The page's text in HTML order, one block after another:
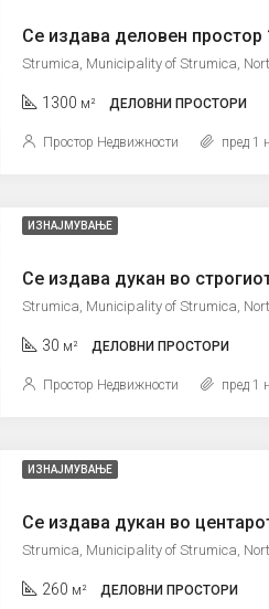
Strumica, Municipality of Strumica,
1300 м² ДЕЛОВНИ ПРОСТОРИ
Простор Недвижности пред 1
ИЗНАЈМУВАЊЕ
Strumica, Municipality of Strumica,
30 м² ДЕЛОВНИ ПРОСТОРИ
Простор Недвижности пред 1
ИЗНАЈМУВАЊЕ
Се издава дукан во
Strumica, Municipality of Strumica,
260 м² ДЕЛОВНИ ПРОСТОРИ